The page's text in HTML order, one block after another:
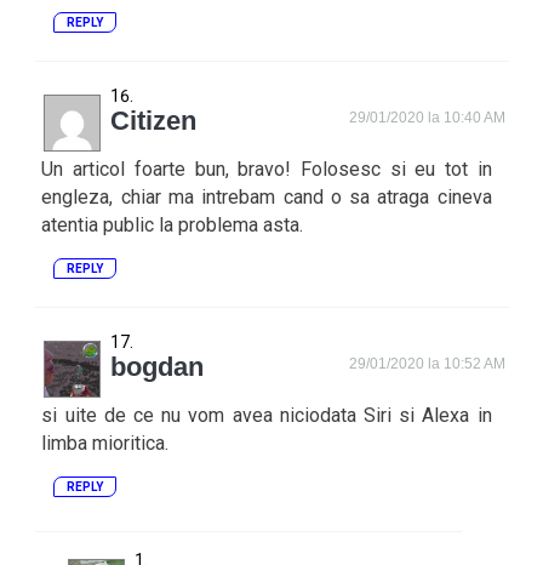
REPLY
Citizen 29/01/2020 la 10:40 AM
Un articol foarte bun, bravo! Folosesc si eu tot in
engleza, chiar ma intrebam cand o sa atraga cineva
atentia public la problema asta.
REPLY
bogdan 29/01/2020 la 10:52 AM
si uite de ce nu vom avea niciodata Siri si Alexa in
limba mioritica.
REPLY